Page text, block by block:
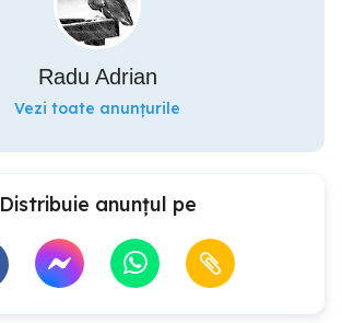
Radu Adrian
Vezi toate anunțurile
Distribuie anunțul pe